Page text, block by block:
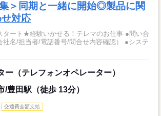
＞同期と一緒に開始◎製品に関
対応
タート★経験いかせる！テレマのお仕事 ●問い合
社名/担当者/電話番号/問合せ内容確認） ●システ
ー（テレフォンオペレーター）
/豊田駅（徒歩 13分）
交通費全額支給